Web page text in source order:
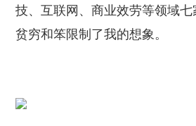
技、互联网、商业效劳等领域
贫穷和笨限制了我的想象。